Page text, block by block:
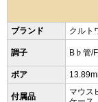
ブランド クルト
調子 B♭管/F
ボア
付属品
マウス